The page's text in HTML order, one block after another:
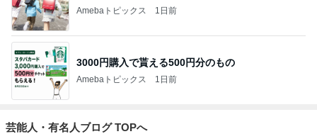
Amebaトピックス 1日前
3000円購入で貰える500円分のもの
Amebaトピックス 1日前
芸能人・有名人ブログ TOPへ